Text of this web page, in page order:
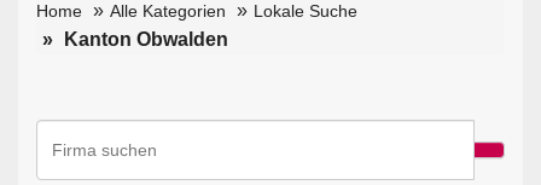
Home Alle Kategorien Lokale Suche
Kanton Obwalden